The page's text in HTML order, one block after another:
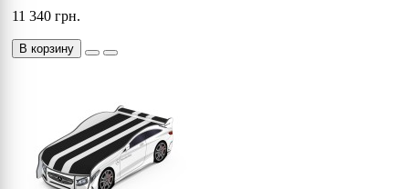
11 340 грн.
В корзину